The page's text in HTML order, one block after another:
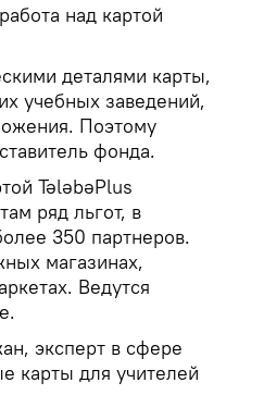
над картой
деталями карты,
учебных заведений,
Поэтому
фонда.
TələbəPlus
ряд льгот, в
350 партнеров.
магазинах,
Ведутся
эксперт в сфере
карты для учителей